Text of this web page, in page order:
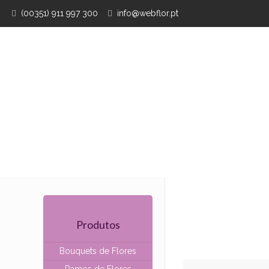
(00351) 911 997 300 info@webflor.pt
Produtos
Bouquets de Flores